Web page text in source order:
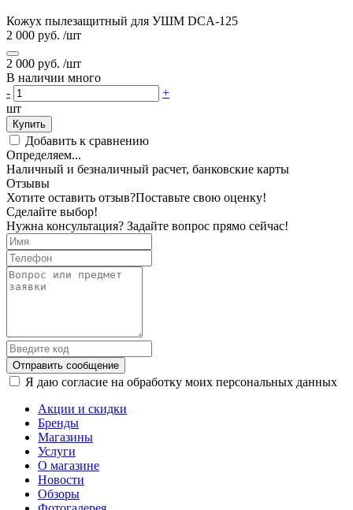
Кожух пылезащитный для УШМ DCA-125
2 000 руб. /шт
2 000 руб. /шт
В наличии много
-
+
шт
Купить
Добавить к сравнению
Определяем...
Наличный и безналичный расчет, банковские карты
Отзывы
Хотите оставить отзыв?Поставьте свою оценку!
Сделайте выбор!
Нужна консультация? Задайте вопрос прямо сейчас!
Отправить сообщение
Я даю согласие на обработку моих персональных данных
Акции и скидки
Бренды
Магазины
Услуги
О магазине
Новости
Обзоры